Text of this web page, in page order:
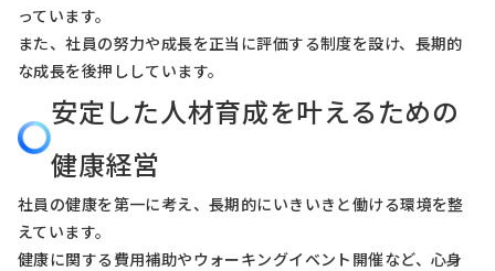
っています。
また、社員の努力や成長を正当に評価する制度を設け、長期的
な成長を後押ししています。
安定した人材育成を叶えるための
健康経営
社員の健康を第一に考え、長期的にいきいきと働ける環境を整
えています。
健康に関する費用補助やウォーキングイベント開催など、心身